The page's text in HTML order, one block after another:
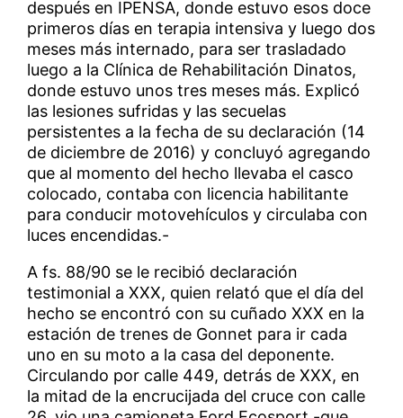
después en IPENSA, donde estuvo esos doce
primeros días en terapia intensiva y luego dos
meses más internado, para ser trasladado
luego a la Clínica de Rehabilitación Dinatos,
donde estuvo unos tres meses más. Explicó
las lesiones sufridas y las secuelas
persistentes a la fecha de su declaración (14
de diciembre de 2016) y concluyó agregando
que al momento del hecho llevaba el casco
colocado, contaba con licencia habilitante
para conducir motovehículos y circulaba con
luces encendidas.-
A fs. 88/90 se le recibió declaración
testimonial a XXX, quien relató que el día del
hecho se encontró con su cuñado XXX en la
estación de trenes de Gonnet para ir cada
uno en su moto a la casa del deponente.
Circulando por calle 449, detrás de XXX, en
la mitad de la encrucijada del cruce con calle